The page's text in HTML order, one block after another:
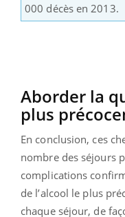
000 décès en 2013.
Aborder la
plus
En conclusion, ces
nombre des séjours
complications
de l’alcool le plus
chaque séjour, de